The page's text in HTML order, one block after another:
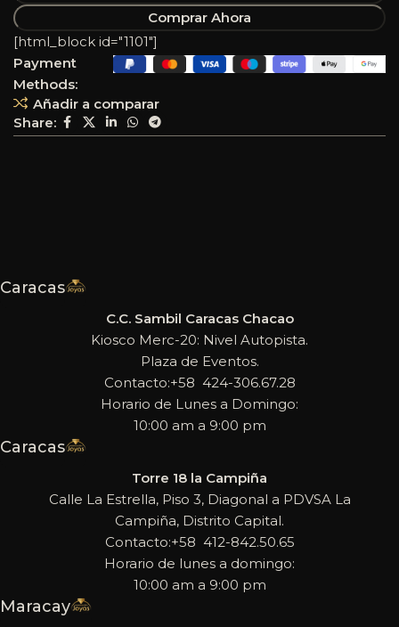
Comprar Ahora
Añadir a comparar
Share:
[html_block id="1101"]
Payment
Methods:
Caracas
C.C. Sambil Caracas Chacao
Kiosco Merc-20: Nivel Autopista.
Plaza de Eventos.
Contacto:+58 424-306.67.28
Horario de Lunes a Domingo:
10:00 am a 9:00 pm
Caracas
Torre 18 la Campiña
Calle La Estrella, Piso 3, Diagonal a PDVSA La
Campiña, Distrito Capital.
Contacto:+58 412-842.50.65
Horario de lunes a domingo:
10:00 am a 9:00 pm
Maracay